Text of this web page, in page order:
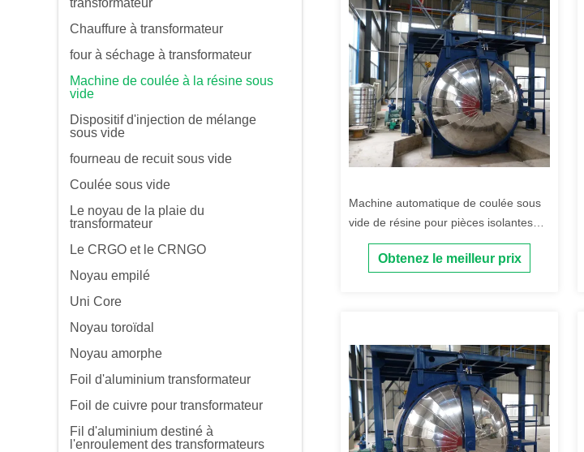
transformateur
Chauffure à transformateur
four à séchage à transformateur
Machine de coulée à la résine sous
vide
Dispositif d'injection de mélange
sous vide
fourneau de recuit sous vide
Coulée sous vide
Le noyau de la plaie du
transformateur
Le CRGO et le CRNGO
Noyau empilé
Uni Core
Noyau toroïdal
Noyau amorphe
Foil d'aluminium transformateur
Foil de cuivre pour transformateur
Fil d'aluminium destiné à
l'enroulement des transformateurs
Machine automatique de coulée sous
vide de résine pour pièces isolantes
électriques en résine époxy
Obtenez le meilleur prix